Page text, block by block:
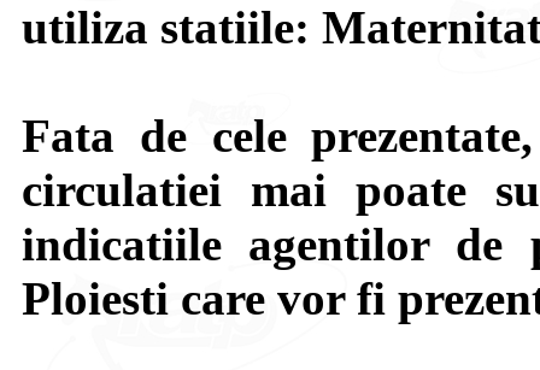
utiliza statiile:
Fata de cele
circulatiei mai poate
indicatiile agentilor
Ploiesti care vor fi